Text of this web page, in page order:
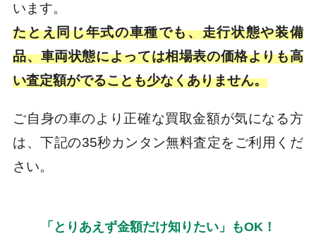
います。
たとえ同じ年式の車種でも、走行状態や装備
品、車両状態によっては相場表の価格よりも高
い査定額がでることも少なくありません。
ご自身の車のより正確な買取金額が気になる方
は、下記の35秒カンタン無料査定をご利用くだ
さい。
「とりあえず金額だけ知りたい」もOK！